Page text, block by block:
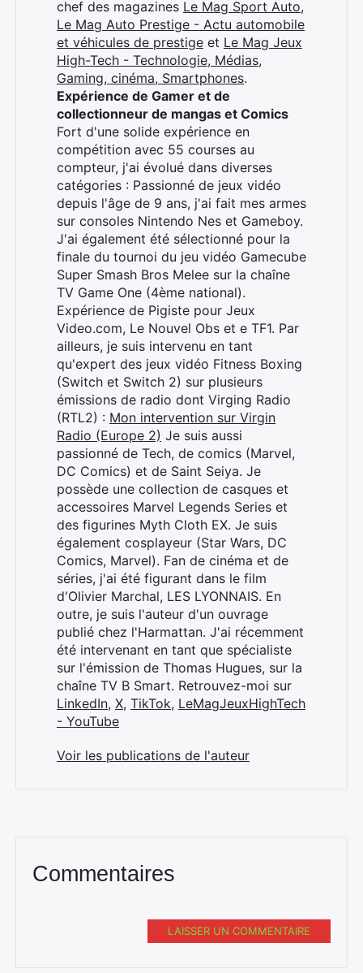
chef des magazines Le Mag Sport Auto,
Le Mag Auto Prestige - Actu automobile
et véhicules de prestige et Le Mag Jeux
High-Tech - Technologie, Médias,
Gaming, cinéma, Smartphones.
Expérience de Gamer et de
collectionneur de mangas et Comics
Fort d'une solide expérience en
compétition avec 55 courses au
compteur, j'ai évolué dans diverses
catégories : Passionné de jeux vidéo
depuis l'âge de 9 ans, j'ai fait mes armes
sur consoles Nintendo Nes et Gameboy.
J'ai également été sélectionné pour la
finale du tournoi du jeu vidéo Gamecube
Super Smash Bros Melee sur la chaîne
TV Game One (4ème national).
Expérience de Pigiste pour Jeux
Video.com, Le Nouvel Obs et e TF1. Par
ailleurs, je suis intervenu en tant
qu'expert des jeux vidéo Fitness Boxing
(Switch et Switch 2) sur plusieurs
émissions de radio dont Virging Radio
(RTL2) : Mon intervention sur Virgin
Radio (Europe 2) Je suis aussi
passionné de Tech, de comics (Marvel,
DC Comics) et de Saint Seiya. Je
possède une collection de casques et
accessoires Marvel Legends Series et
des figurines Myth Cloth EX. Je suis
également cosplayeur (Star Wars, DC
Comics, Marvel). Fan de cinéma et de
séries, j'ai été figurant dans le film
d'Olivier Marchal, LES LYONNAIS. En
outre, je suis l'auteur d'un ouvrage
publié chez l'Harmattan. J'ai récemment
été intervenant en tant que spécialiste
sur l'émission de Thomas Hugues, sur la
chaîne TV B Smart. Retrouvez-moi sur
LinkedIn, X, TikTok, LeMagJeuxHighTech
- YouTube
Voir les publications de l'auteur
Commentaires
LAISSER UN COMMENTAIRE
Rechercher